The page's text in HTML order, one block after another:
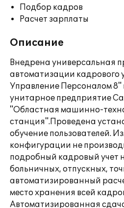
Подбор кадров
Расчет зарплаты
Описание
Внедрена универсальная
автоматизации кадрового
Управление Персоналом 8"
унитарное предприятие
"Областная машинно-
станция".Проведена
обучение пользователей.
конфигурации не
подробный кадровый учет
больничных, отпускных,
автоматизированный
место хранения всей
Автоматизированная